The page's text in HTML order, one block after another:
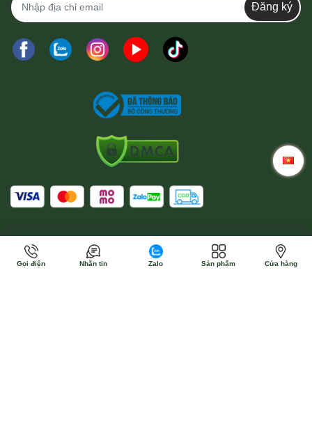
Đăng ký
Gọi điện Nhắn tin Zalo Sản phẩm Cửa hàng